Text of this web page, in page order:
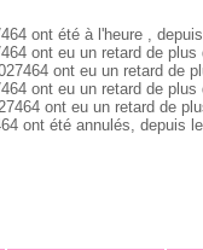
ont été à l'heure ,
ont eu un retard de
ont eu un retard de
ont eu un retard de
ont eu un retard de
ont été annulés, depuis